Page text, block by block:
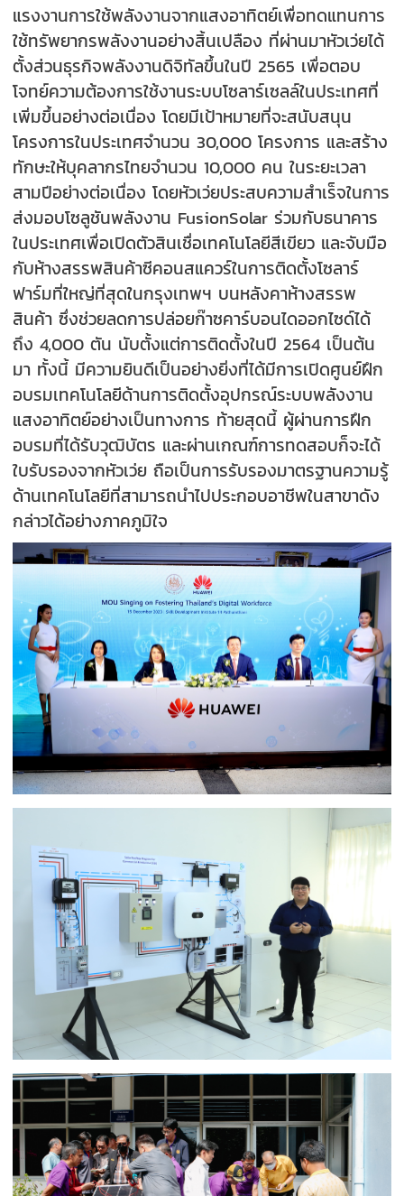
แรงงานการใช้พลังงานจากแสงอาทิตย์เพื่อทดแทนการ
ใช้ทรัพยากรพลังงานอย่างสิ้นเปลือง ที่ผ่านมาหัวเว่ยได้
ตั้งส่วนธุรกิจพลังงานดิจิทัลขึ้นในปี 2565 เพื่อตอบ
โจทย์ความต้องการใช้งานระบบโซลาร์เซลล์ในประเทศที่
เพิ่มขึ้นอย่างต่อเนื่อง โดยมีเป้าหมายที่จะสนับสนุน
โครงการในประเทศจำนวน 30,000 โครงการ และสร้าง
ทักษะให้บุคลากรไทยจำนวน 10,000 คน ในระยะเวลา
สามปีอย่างต่อเนื่อง โดยหัวเว่ยประสบความสำเร็จในการ
ส่งมอบโซลูชันพลังงาน FusionSolar ร่วมกับธนาคาร
ในประเทศเพื่อเปิดตัวสินเชื่อเทคโนโลยีสีเขียว และจับมือ
กับห้างสรรพสินค้าซีคอนสแควร์ในการติดตั้งโซลาร์
ฟาร์มที่ใหญ่ที่สุดในกรุงเทพฯ บนหลังคาห้างสรรพ
สินค้า ซึ่งช่วยลดการปล่อยก๊าซคาร์บอนไดออกไซด์ได้
ถึง 4,000 ตัน นับตั้งแต่การติดตั้งในปี 2564 เป็นต้น
มา ทั้งนี้ มีความยินดีเป็นอย่างยิ่งที่ได้มีการเปิดศูนย์ฝึก
อบรมเทคโนโลยีด้านการติดตั้งอุปกรณ์ระบบพลังงาน
แสงอาทิตย์อย่างเป็นทางการ ท้ายสุดนี้ ผู้ผ่านการฝึก
อบรมที่ได้รับวุฒิบัตร และผ่านเกณฑ์การทดสอบก็จะได้
ใบรับรองจากหัวเว่ย ถือเป็นการรับรองมาตรฐานความรู้
ด้านเทคโนโลยีที่สามารถนำไปประกอบอาชีพในสาขาดัง
กล่าวได้อย่างภาคภูมิใจ